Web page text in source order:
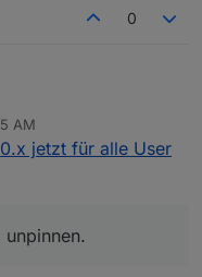
0
unpinnen.
AM
jetzt für alle User
unpinnen.